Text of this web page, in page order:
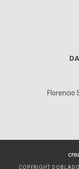
Florencio
COPYRIGHT